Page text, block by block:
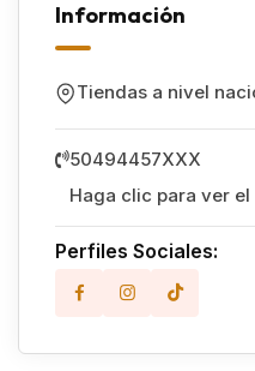
Información
Tiendas a nivel
50494457XXX
Haga clic para ver
Perfiles Sociales: